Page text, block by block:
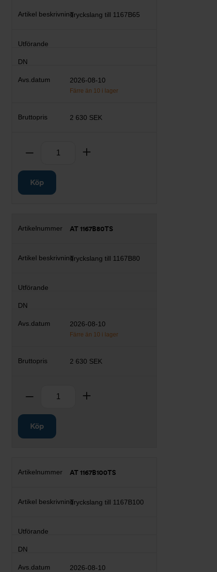
Tryckslang till 1167B65
2026-08-10
Färre än 10 i lager
2 630 SEK
Ta bort
Köp
AT 1167B80TS
Tryckslang till 1167B80
2026-08-10
Färre än 10 i lager
2 630 SEK
Ta bort
Köp
AT 1167B100TS
Tryckslang till 1167B100
2026-08-10